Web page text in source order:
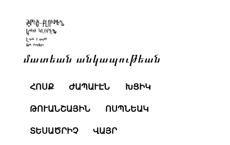
մատեան անկապութեան
ՀՈՍՔ ԺԱՊԱՒԷՆ ԽՑԻԿ
ԹՈՒԱՆՇԱՅԻՆ ՈՍՊՆԵԱԿ
ՏԵՍԱԾՐԻՉ ՎԱՅՐ